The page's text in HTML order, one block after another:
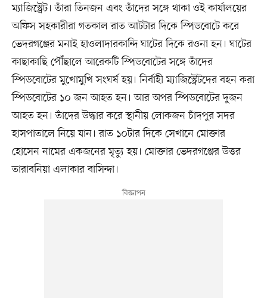
ম্যাজিস্ট্রেট। তাঁরা তিনজন এবং তাঁদের সঙ্গে থাকা ওই কার্যালয়ের
অফিস সহকারীরা গতকাল রাত আটটার দিকে স্পিডবোটে করে
ভেদরগঞ্জের মনাই হাওলাদারকান্দি ঘাটের দিকে রওনা হন। ঘাটের
কাছাকাছি পৌঁছালে আরেকটি স্পিডবোটের সঙ্গে তাঁদের
স্পিডবোটের মুখোমুখি সংঘর্ষ হয়। নির্বাহী ম্যাজিস্ট্রেটদের বহন করা
স্পিডবোটের ১০ জন আহত হন। আর অপর স্পিডবোটের দুজন
আহত হন। তাঁদের উদ্ধার করে স্থানীয় লোকজন চাঁদপুর সদর
হাসপাতালে নিয়ে যান। রাত ১০টার দিকে সেখানে মোক্তার
হোসেন নামের একজনের মৃত্যু হয়। মোক্তার ভেদরগঞ্জের উত্তর
তারাবনিয়া এলাকার বাসিন্দা।